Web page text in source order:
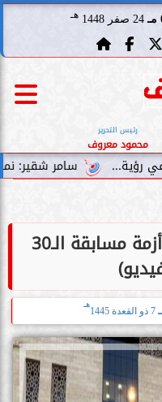
24 صفر 1448 هـ
رئيس التحرير
محمود معروف
سامر شقير: نمو صناديق
التعليم تكشف تفاصيل أزمة مسابقة الـ30
7 ذو القعدة 1445
هـ